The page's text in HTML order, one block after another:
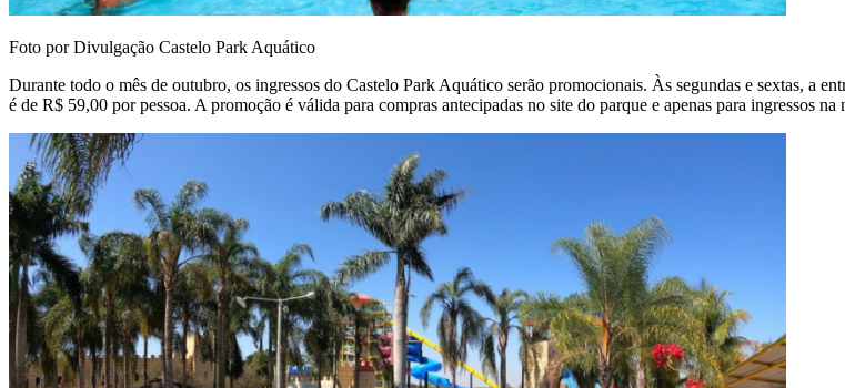
Foto por Divulgação Castelo Park Aquático
Durante todo o mês de outubro, os ingressos do Castelo Park Aquático serão promocionais. Às segundas e sextas, a
é de R$ 59,00 por pessoa. A promoção é válida para compras antecipadas no site do parque e apenas para ingressos na